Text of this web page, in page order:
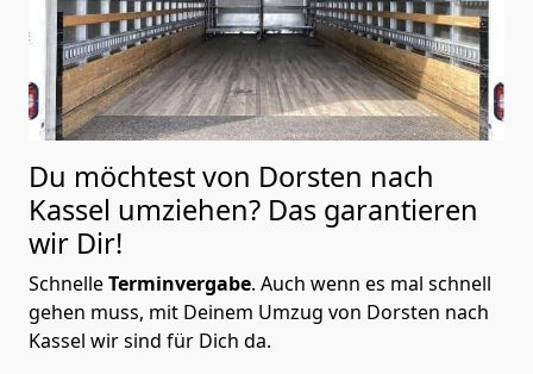
Du möchtest von Dorsten nach
Kassel umziehen? Das garantieren
wir Dir!
SchnelleTerminvergabe. Auch wenn es mal schnell
gehen muss, mit Deinem Umzug von Dorsten nach
Kassel wir sind für Dich da.